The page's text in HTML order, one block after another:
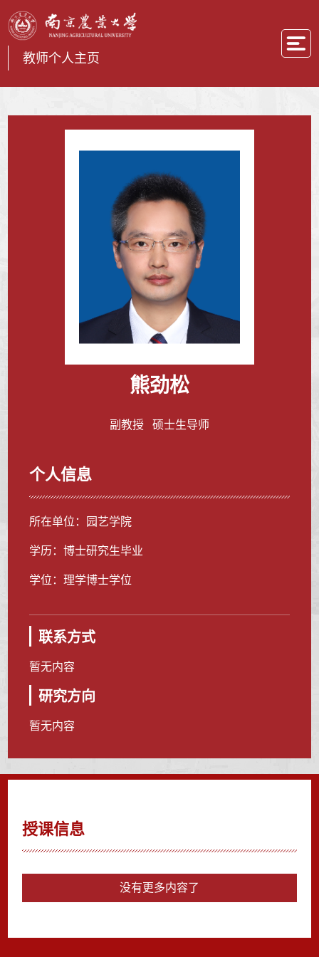
教师个人主页
熊劲松
副教授 硕士生导师
个人信息
所在单位：园艺学院
学历：博士研究生毕业
学位：理学博士学位
联系方式
暂无内容
研究方向
暂无内容
授课信息
没有更多内容了